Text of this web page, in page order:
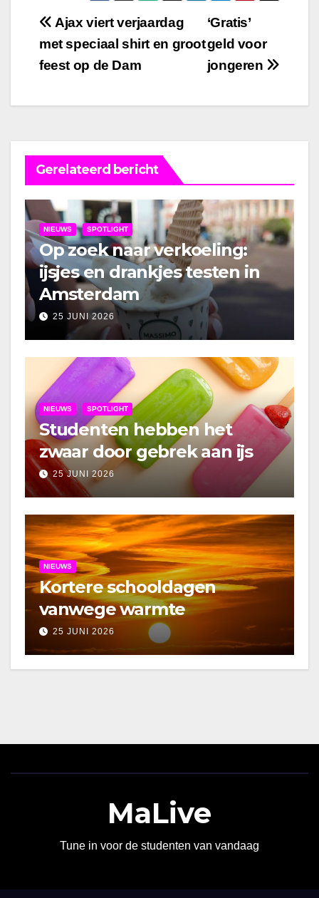
Bericht
navigatie
‘Gratis’
geld voor
jongeren
Ajax viert verjaardag
met speciaal shirt en groot
feest op de Dam
Gerelateerd bericht
NIEUWS SPOTLIGHT
Op zoek naar verkoeling:
ijsjes en drankjes testen in
Amsterdam
25 JUNI 2026
NIEUWS SPOTLIGHT
Studenten hebben het
zwaar door gebrek aan ijs
25 JUNI 2026
NIEUWS
Kortere schooldagen
vanwege warmte
25 JUNI 2026
MaLive
Tune in voor de studenten van vandaag